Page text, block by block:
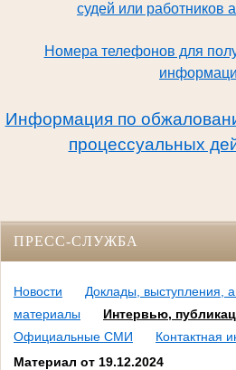
судей или работников
Номера телефонов для
Информация по
процессуальных
ПРЕСС-СЛУЖБА
Новости
Доклады, выступления,
материалы
Интервью,
Официальные СМИ
Контактная
Материал от 19.12.2024